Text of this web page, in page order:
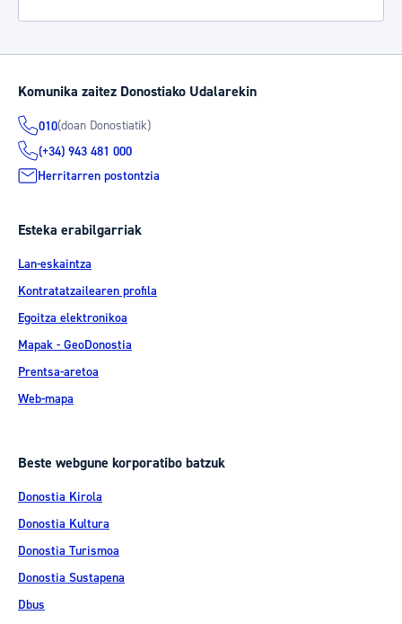
Komunika zaitez Donostiako Udalarekin
010(doan Donostiatik)
(+34) 943 481 000
Herritarren postontzia
Esteka erabilgarriak
Lan-eskaintza
Kontratatzailearen profila
Egoitza elektronikoa
Mapak - GeoDonostia
Prentsa-aretoa
Web-mapa
Beste webgune korporatibo batzuk
Donostia Kirola
Donostia Kultura
Donostia Turismoa
Donostia Sustapena
Dbus